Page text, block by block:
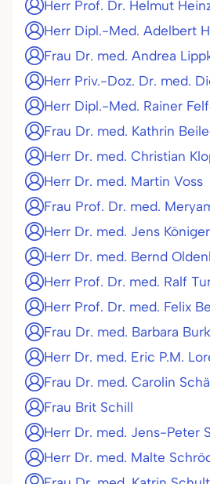
Herr Prof. Dr. Helmut
Herr Dipl.-Med. Adelbert
Frau Dr. med. Andrea
Herr Priv.-Doz. Dr. med.
Herr Dipl.-Med. Rainer
Frau Dr. med. Kathrin
Herr Dr. med. Christian
Herr Dr. med. Martin Voss
Frau Prof. Dr. med.
Herr Dr. med. Jens Königer
Herr Dr. med. Bernd
Herr Prof. Dr. med. Ralf
Herr Prof. Dr. med. Felix
Frau Dr. med. Barbara
Herr Dr. med. Eric P.M.
Frau Dr. med. Carolin
Frau Brit Schill
Herr Dr. med. Jens-Peter
Herr Dr. med. Malte